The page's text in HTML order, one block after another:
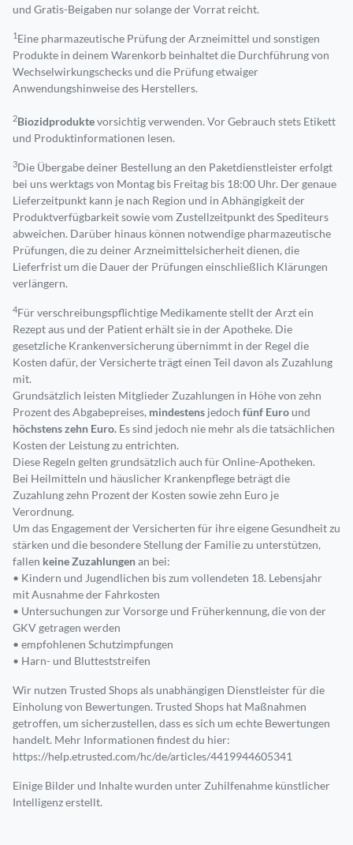
und Gratis-Beigaben nur solange der Vorrat reicht.
1Eine pharmazeutische Prüfung der Arzneimittel und sonstigen
Produkte in deinem Warenkorb beinhaltet die Durchführung von
Wechselwirkungschecks und die Prüfung etwaiger
Anwendungshinweise des Herstellers.
2Biozidproduktevorsichtig verwenden. Vor Gebrauch stets Etikett
und Produktinformationen lesen.
3Die Übergabe deiner Bestellung an den Paketdienstleister erfolgt
bei uns werktags von Montag bis Freitag bis 18:00 Uhr. Der genaue
Lieferzeitpunkt kann je nach Region und in Abhängigkeit der
Produktverfügbarkeit sowie vom Zustellzeitpunkt des Spediteurs
abweichen. Darüber hinaus können notwendige pharmazeutische
Prüfungen, die zu deiner Arzneimittelsicherheit dienen, die
Lieferfrist um die Dauer der Prüfungen einschließlich Klärungen
verlängern.
4Für verschreibungspflichtige Medikamente stellt der Arzt ein
Rezept aus und der Patient erhält sie in der Apotheke. Die
gesetzliche Krankenversicherung übernimmt in der Regel die
Kosten dafür, der Versicherte trägt einen Teil davon als Zuzahlung
mit.
Grundsätzlich leisten Mitglieder Zuzahlungen in Höhe von zehn
Prozent des Abgabepreises, mindestens jedoch fünf Euro und
höchstens zehn Euro. Es sind jedoch nie mehr als die tatsächlichen
Kosten der Leistung zu entrichten.
Diese Regeln gelten grundsätzlich auch für Online-Apotheken.
Bei Heilmitteln und häuslicher Krankenpflege beträgt die
Zuzahlung zehn Prozent der Kosten sowie zehn Euro je
Verordnung.
Um das Engagement der Versicherten für ihre eigene Gesundheit zu
stärken und die besondere Stellung der Familie zu unterstützen,
fallen keine Zuzahlungenan bei:
• Kindern und Jugendlichen bis zum vollendeten 18. Lebensjahr
mit Ausnahme der Fahrkosten
• Untersuchungen zur Vorsorge und Früherkennung, die von der
GKV getragen werden
• empfohlenen Schutzimpfungen
• Harn- und Blutteststreifen
Wir nutzen Trusted Shops als unabhängigen Dienstleister für die
Einholung von Bewertungen. Trusted Shops hat Maßnahmen
getroffen, um sicherzustellen, dass es sich um echte Bewertungen
handelt. Mehr Informationen findest du hier:
https://help.etrusted.com/hc/de/articles/4419944605341
Einige Bilder und Inhalte wurden unter Zuhilfenahme künstlicher
Intelligenz erstellt.